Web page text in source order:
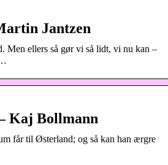
Jantzen
Men ellers så gør vi så lidt, vi nu kan –
Kaj Bollmann
får til Østerland; og så kan han ærgre